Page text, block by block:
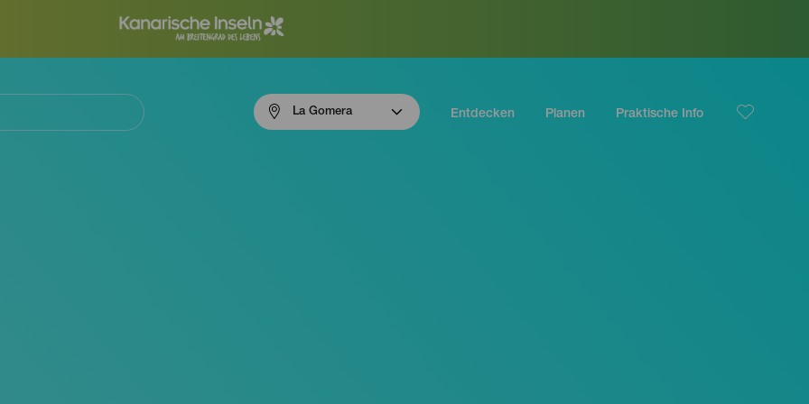
La Gomera Entdecken Planen Praktische Info